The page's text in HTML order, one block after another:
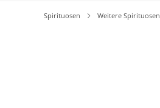
Spirituosen Weitere Spirituosen